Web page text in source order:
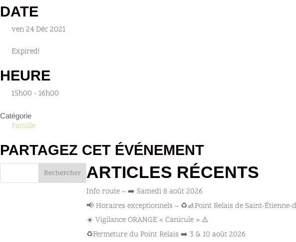
DATE
ven 24 Déc 2021
Expired!
HEURE
15h00 - 16h00
Catégorie
Famille
PARTAGEZ CET ÉVÉNEMENT
Rechercher ARTICLES RÉCENTS
Info route – ➡️ Samedi 8 août 2026
📢 Horaires exceptionnels – ♻️🚮Point Relais de Saint-Étienne-
☀️ Vigilance ORANGE « Canicule » ⚠️
♻️Fermeture du Point Relais ➡️​ 3 & 10 août 2026